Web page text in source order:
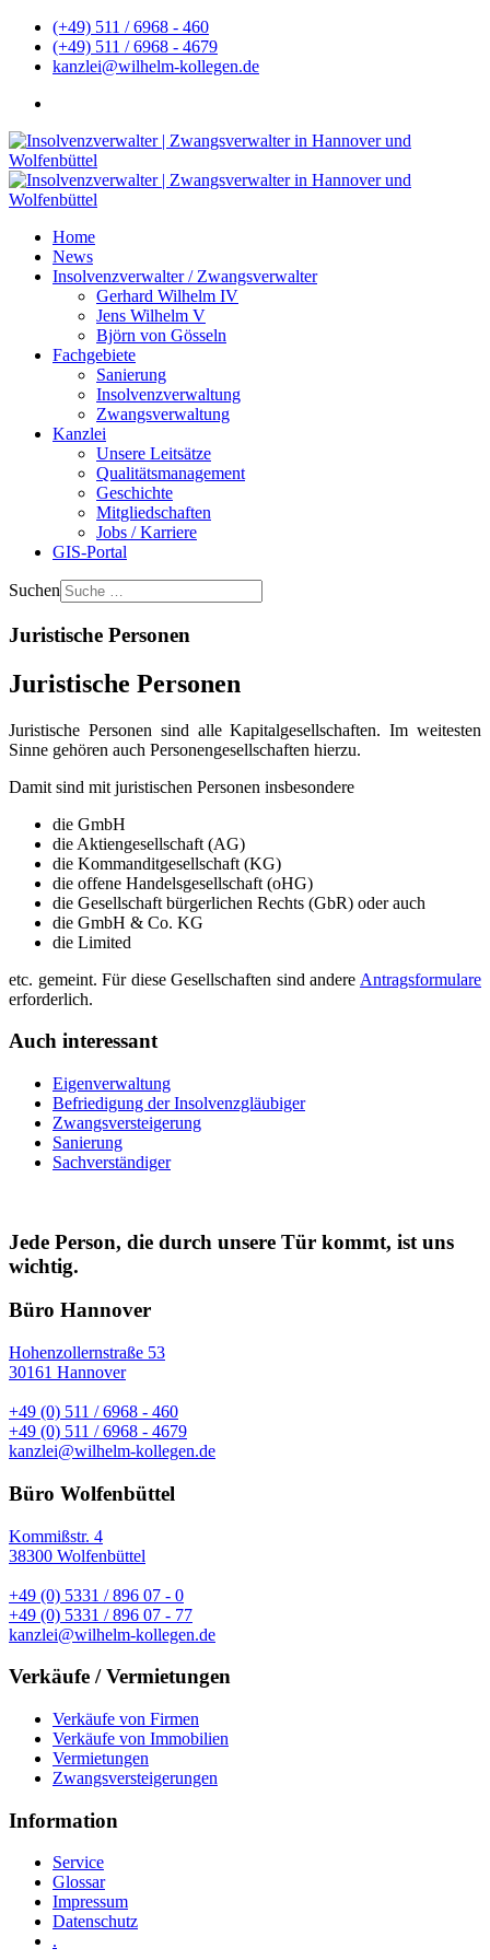
(+49) 511 / 6968 - 460
(+49) 511 / 6968 - 4679
kanzlei@wilhelm-kollegen.de
Home
News
Insolvenzverwalter / Zwangsverwalter
Gerhard Wilhelm IV
Jens Wilhelm V
Björn von Gösseln
Fachgebiete
Sanierung
Insolvenzverwaltung
Zwangsverwaltung
Kanzlei
Unsere Leitsätze
Qualitätsmanagement
Geschichte
Mitgliedschaften
Jobs / Karriere
GIS-Portal
Suchen
Juristische Personen
Juristische Personen
Juristische Personen sind alle Kapitalgesellschaften. Im weitesten
Sinne gehören auch Personengesellschaften hierzu.
Damit sind mit juristischen Personen insbesondere
die GmbH
die Aktiengesellschaft (AG)
die Kommanditgesellschaft (KG)
die offene Handelsgesellschaft (oHG)
die Gesellschaft bürgerlichen Rechts (GbR) oder auch
die GmbH & Co. KG
die Limited
etc. gemeint. Für diese Gesellschaften sind andere Antragsformulare
erforderlich.
Auch interessant
Eigenverwaltung
Befriedigung der Insolvenzgläubiger
Zwangsversteigerung
Sanierung
Sachverständiger
Jede Person, die durch unsere Tür kommt, ist uns
wichtig.
Büro Hannover
Hohenzollernstraße 53
30161 Hannover
+49 (0) 511 / 6968 - 460
+49 (0) 511 / 6968 - 4679
kanzlei@wilhelm-kollegen.de
Büro Wolfenbüttel
Kommißstr. 4
38300 Wolfenbüttel
+49 (0) 5331 / 896 07 - 0
+49 (0) 5331 / 896 07 - 77
kanzlei@wilhelm-kollegen.de
Verkäufe / Vermietungen
Verkäufe von Firmen
Verkäufe von Immobilien
Vermietungen
Zwangsversteigerungen
Information
Service
Glossar
Impressum
Datenschutz
.